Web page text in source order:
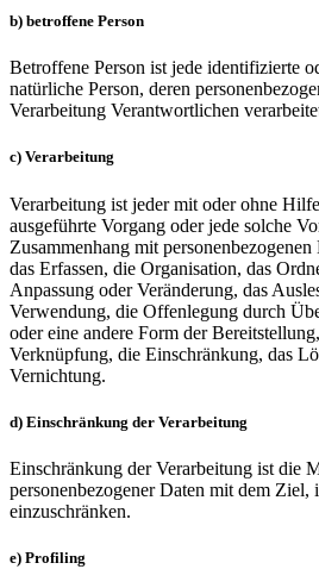
b) betroffene Person
Betroffene Person ist jede identifizierte
natürliche Person, deren
Verarbeitung Verantwortlichen
c) Verarbeitung
Verarbeitung ist jeder mit oder ohne
ausgeführte Vorgang oder jede solche
Zusammenhang mit
das Erfassen, die Organisation, das
Anpassung oder Veränderung, das
Verwendung, die Offenlegung durch
oder eine andere Form der
Verknüpfung, die Einschränkung, das
Vernichtung.
d) Einschränkung der Verarbeitung
Einschränkung der Verarbeitung ist die
personenbezogener Daten mit dem
einzuschränken.
e) Profiling